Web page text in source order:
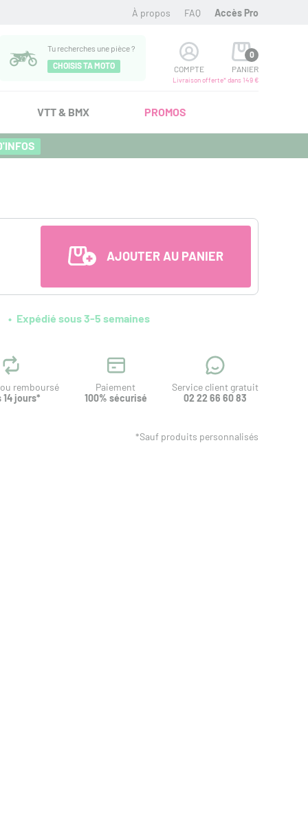
À propos FAQ Accès Pro
Tu recherches une pièce ?
CHOISIS TA MOTO
COMPTE
0
PANIER
Livraison offerte* dans 149 €
VTT & BMX PROMOS
AJOUTER AU PANIER
Expédié sous 3-5 semaines
remboursé
14 jours*
Paiement
100% sécurisé
Service client gratuit
02 22 66 60 83
*Sauf produits personnalisés